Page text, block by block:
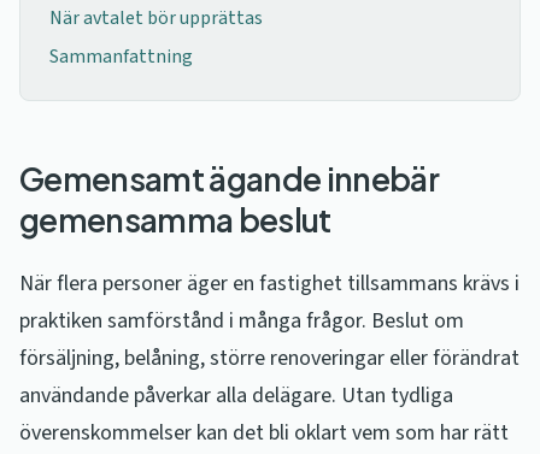
När avtalet bör upprättas
Sammanfattning
Gemensamt ägande innebär
gemensamma beslut
När flera personer äger en fastighet tillsammans krävs i
praktiken samförstånd i många frågor. Beslut om
försäljning, belåning, större renoveringar eller förändrat
användande påverkar alla delägare. Utan tydliga
överenskommelser kan det bli oklart vem som har rätt